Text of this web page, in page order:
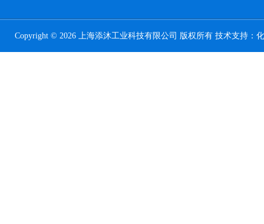
Copyright © 2026 上海添沐工业科技有限公司 版权所有 技术支持：